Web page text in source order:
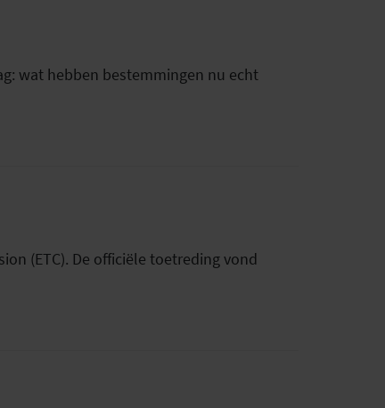
wat hebben bestemmingen nu echt
(ETC). De officiële toetreding vond